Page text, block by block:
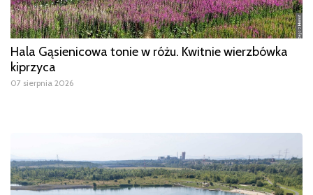
Hala Gąsienicowa tonie w różu. Kwitnie wierzbówka
kiprzyca
07 sierpnia 2026